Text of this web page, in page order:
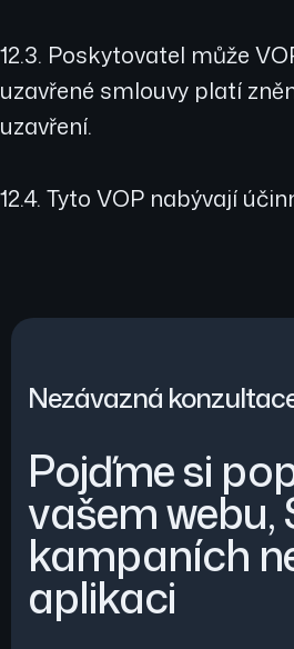
12.3. Poskytovatel může
uzavřené smlouvy platí
uzavření.
12.4. Tyto VOP nabývají
Nezávazná
Pojďme si
vašem webu,
kampaních
aplikaci